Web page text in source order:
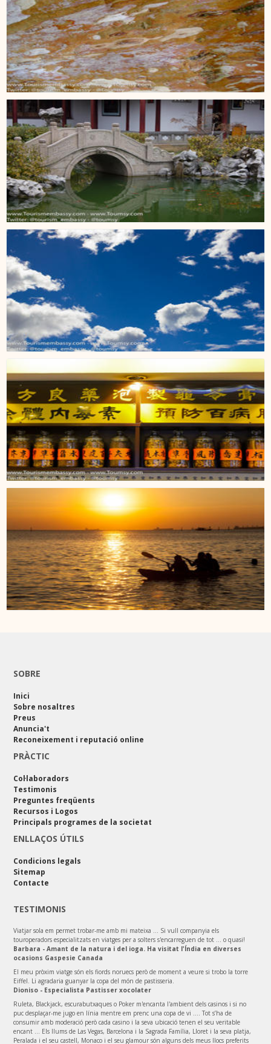
SOBRE
Inici
Sobre nosaltres
Preus
Anuncia't
Reconeixement i reputació online
PRÀCTIC
Col·laboradors
Testimonis
Preguntes freqüents
Recursos i Logos
Principals programes de la societat
ENLLAÇOS ÚTILS
Condicions legals
Sitemap
Contacte
TESTIMONIS
Viatjar sola em permet trobar-me amb mi mateixa ... Si vull companyia els
touroperadors especialitzats en viatges per a solters s'encarreguen de tot ... o quasi!
Barbara - Amant de la natura i del ioga. Ha visitat l'Índia en diverses
ocasions Gaspesie Canada
El meu pròxim viatge són els fiords noruecs però de moment a veure si trobo la torre
Eiffel. Li agradaria guanyar la copa del món de pastisseria.
Dioniso - Especialista Pastisser xocolater
Ruleta, Blackjack, escurabutxaques o Poker m'encanta l'ambient dels casinos i si no
puc desplaçar-me jugo en línia mentre em prenc una copa de vi .... Tot s’ha de
consumir amb moderació però cada casino i la seva ubicació tenen el seu veritable
encant ... Els llums de Las Vegas, Barcelona i la Sagrada Família, Lloret i la seva platja,
Peralada i el seu castell, Monaco i el seu glamour són alguns dels meus llocs preferits